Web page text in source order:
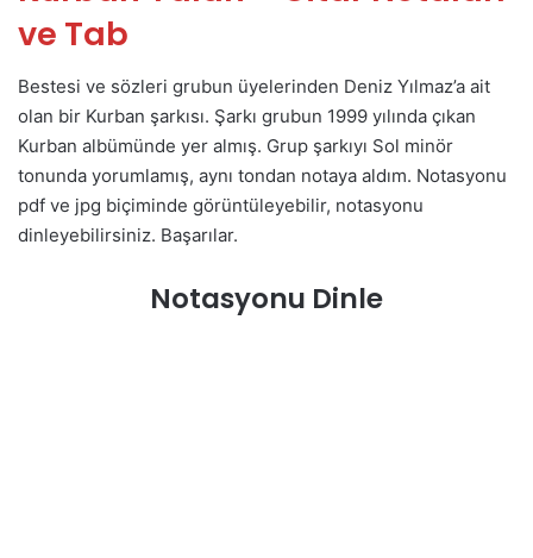
ve Tab
Bestesi ve sözleri grubun üyelerinden Deniz Yılmaz’a ait
olan bir Kurban şarkısı. Şarkı grubun 1999 yılında çıkan
Kurban albümünde yer almış. Grup şarkıyı Sol minör
tonunda yorumlamış, aynı tondan notaya aldım. Notasyonu
pdf ve jpg biçiminde görüntüleyebilir, notasyonu
dinleyebilirsiniz. Başarılar.
Notasyonu Dinle